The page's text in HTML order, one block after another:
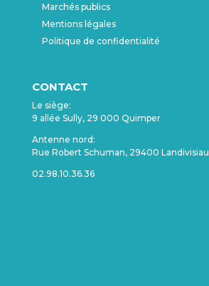
Marchés publics
Mentions légales
Politique de confidentialité
CONTACT
Le siège:
9 allée Sully, 29 000 Quimper
Antenne nord:
Rue Robert Schuman, 29400 Landivisiau
02.98.10.36.36